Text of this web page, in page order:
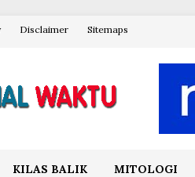
Disclaimer Sitemaps
KILAS BALIK MITOLOGI